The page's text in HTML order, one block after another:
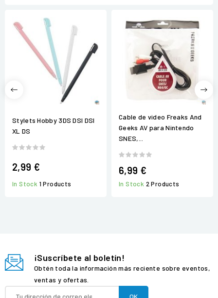
Stylets Hobby 3DS DSI DSI
XL DS
2,99 €
In Stock 1 Products
Cable de video Freaks And
Geeks AV para Nintendo
SNES,...
6,99 €
In Stock 2 Products
¡Suscríbete al boletín!
Obtén toda la información más reciente sobre eventos,
ventas y ofertas.